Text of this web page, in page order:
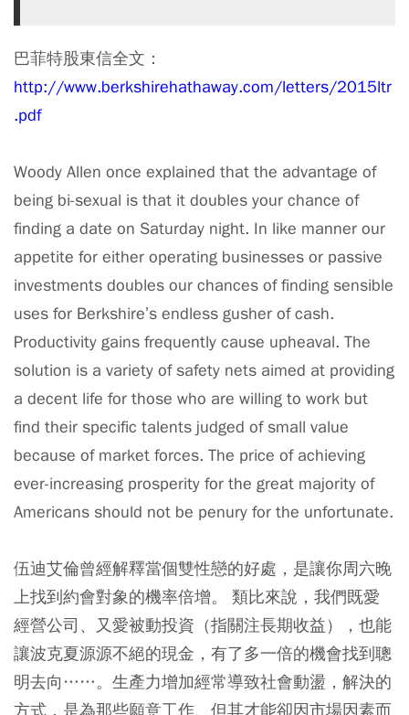
巴菲特股東信全文：
http://www.berkshirehathaway.com/letters/2015ltr
.pdf
Woody Allen once explained that the advantage of
being bi-sexual is that it doubles your chance of
finding a date on Saturday night. In like manner our
appetite for either operating businesses or passive
investments doubles our chances of finding sensible
uses for Berkshire’s endless gusher of cash.
Productivity gains frequently cause upheaval. The
solution is a variety of safety nets aimed at providing
a decent life for those who are willing to work but
find their specific talents judged of small value
because of market forces. The price of achieving
ever-increasing prosperity for the great majority of
Americans should not be penury for the unfortunate.
伍迪艾倫曾經解釋當個雙性戀的好處，是讓你周六晚
上找到約會對象的機率倍增。 類比來說，我們既愛
經營公司、又愛被動投資（指關注長期收益），也能
讓波克夏源源不絕的現金，有了多一倍的機會找到聰
明去向……。生產力增加經常導致社會動盪，解決的
方式，是為那些願意工作、但其才能卻因市場因素而